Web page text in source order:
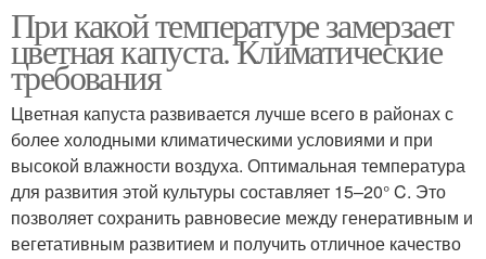
При какой температуре замерзает
цветная капуста. Климатические
требования
Цветная капуста развивается лучше всего в районах с
более холодными климатическими условиями и при
высокой влажности воздуха. Оптимальная температура
для развития этой культуры составляет 15–20° C. Это
позволяет сохранить равновесие между генеративным и
вегетативным развитием и получить отличное качество